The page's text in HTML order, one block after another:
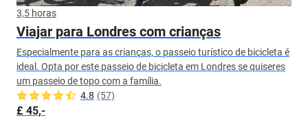
3,5 horas
Viajar para Londres com crianças
Especialmente para as crianças, o passeio turístico de bicicleta é
ideal. Opta por este passeio de bicicleta em Londres se quiseres
um passeio de topo com a família.
4.8 (57)
£ 45,-